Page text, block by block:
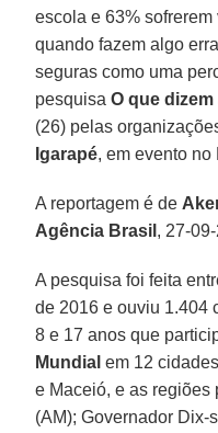
escola e 63%
quando fazem algo
seguras como uma
pesquisaO que
(26) pelas
Igarapé, em evento no
A reportagem é de
Agência Brasil , 27-
A pesquisa foi feita
de 2016 e ouviu 1.404
8 e 17 anos que
Mundial em 12
e Maceió, e as regiões
(AM); Governador Dix-